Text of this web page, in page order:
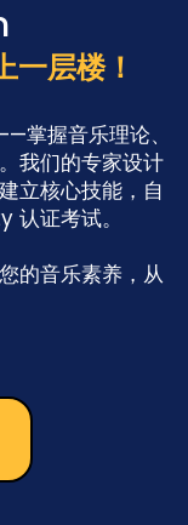
一层楼！
掌握音乐理论、
我们的专家设计
立核心技能，自
认证考试。
的音乐素养，从